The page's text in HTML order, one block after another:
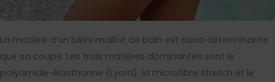
La matière d’un bikini maillot de bain est aussi déterminante
que sa coupe. Les trois matières dominantes sont le
polyamide-élasthanne (Lycra), la microfibre stretch et le